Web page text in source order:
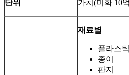
단위 가치(미화 10
재료별
플라스틱
종이
판지